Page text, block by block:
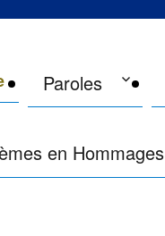
Paroles
en Hommages